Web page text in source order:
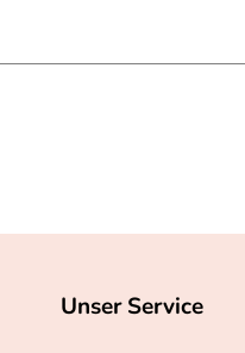
Unser Service